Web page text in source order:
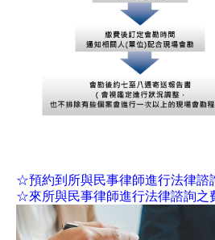
☆預約到所與民事律師進行法律諮
☆來所與民事律師進行法律諮詢之